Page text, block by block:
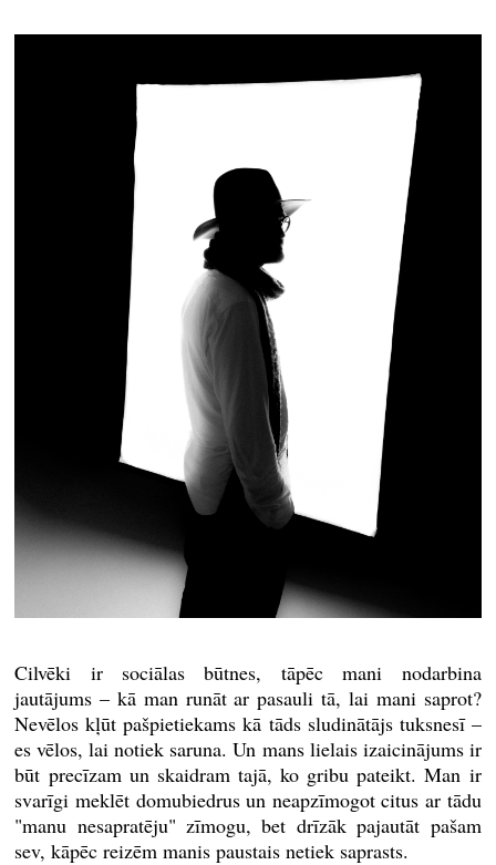
Cilvēki ir sociālas būtnes, tāpēc mani nodarbina
jautājums – kā man runāt ar pasauli tā, lai mani saprot?
Nevēlos kļūt pašpietiekams kā tāds sludinātājs tuksnesī –
es vēlos, lai notiek saruna. Un mans lielais izaicinājums ir
būt precīzam un skaidram tajā, ko gribu pateikt. Man ir
svarīgi meklēt domubiedrus un neapzīmogot citus ar tādu
"manu nesapratēju" zīmogu, bet drīzāk pajautāt pašam
sev, kāpēc reizēm manis paustais netiek saprasts.